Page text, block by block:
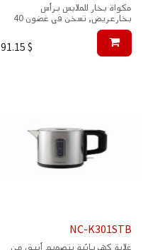
مكواة بخار للملابس برأس
بخارعريض, تسخن في غضون 40
ثانية, خزان مياه سعة 2.0 لتر
$
91.15
NC-K301STB
غلاية كهربائية بتصميم أنيق من